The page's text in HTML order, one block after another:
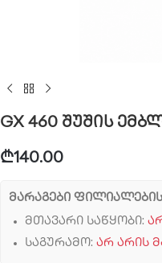
GX 460 შუშის
₾140.00
მარაგები
მთავარი საწყობი:
საგურამო: არ არის